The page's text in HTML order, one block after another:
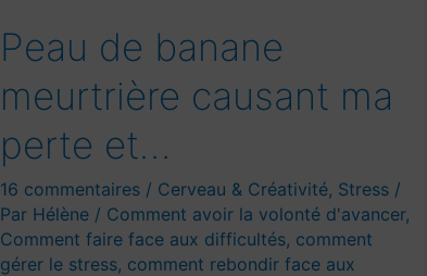
Peau de banane
meurtrière causant ma
perte et…
16 commentaires / Cerveau & Créativité, Stress /
Par Hélène / Comment avoir la volonté d'avancer,
Comment faire face aux difficultés, comment
gérer le stress, comment rebondir face aux